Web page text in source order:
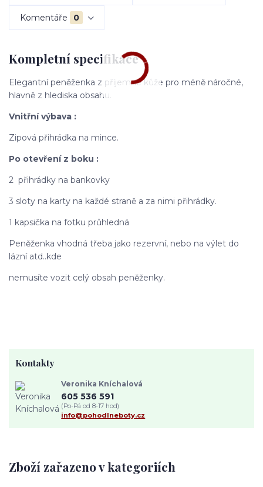
Komentáře 0
Kompletní specifikace
Elegantní peněženka z příjemné kůže pro méně náročné,
hlavně z hlediska obsahu.
Vnitřní výbava :
Zipová přihrádka na mince.
Po otevření z boku :
2 přihrádky na bankovky
3 sloty na karty na každé straně a za nimi přihrádky.
1 kapsička na fotku průhledná
Peněženka vhodná třeba jako rezervní, nebo na výlet do
lázní atd..kde
nemusíte vozit celý obsah peněženky.
Zboží zařazeno v kategoriích
Kontakty
Veronika Kníchalová
605 536 591
(Po-Pá od 8-17 hod)
info@pohodlneboty.cz